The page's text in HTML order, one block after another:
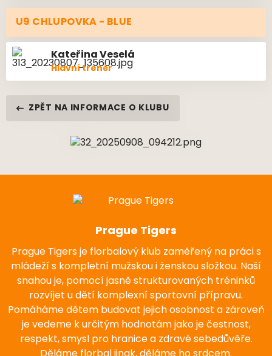
U9 CHLUPOVKA - BLUE
KateřinaVeselá
Hlavní trenér
ZPĚT NA INFORMACE O KLUBU
Prague Tigers
Prague Tigers je florbalový klub zaměřený na práci s
mládeží s kompletní mužskou i ženskou složkou. Naší
snahou je, pomocí jasně strukturovaných tréninků
rozvíjet u dětí komplexní sportovní přípravu.
Pomáháme dětem budovat jejich osobnost a zároveň
je vedeme k určitým hodnotám jako je čestnost,
respekt, smysl pro hranice a zdravé sebedůvěře.